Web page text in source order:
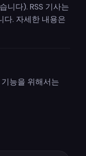
니다). RSS 기사는
다. 자세한 내용은
능을 위해서는